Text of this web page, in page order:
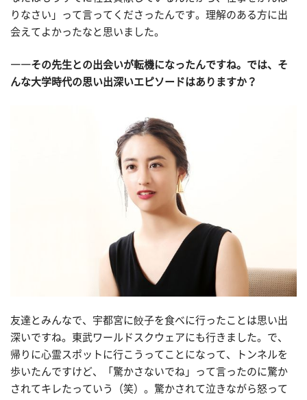
りなさい」って言ってくださったんです。理解のある方に出
会えてよかったなと思いました。
――その先生との出会いが転機になったんですね。では、そ
んな大学時代の思い出深いエピソードはありますか？
友達とみんなで、宇都宮に餃子を食べに行ったことは思い出
深いですね。東武ワールドスクウェアにも行きました。で、
帰りに心霊スポットに行こうってことになって、トンネルを
歩いたんですけど、「驚かさないでね」って言ったのに驚か
されてキレたっていう（笑）。驚かされて泣きながら怒って